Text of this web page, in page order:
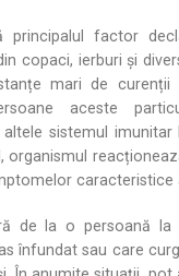
principalul factor
copaci, ierburi și
mari de
aceste
sistemul
organismul
caracteristice
de la o persoană la
înfundat sau care